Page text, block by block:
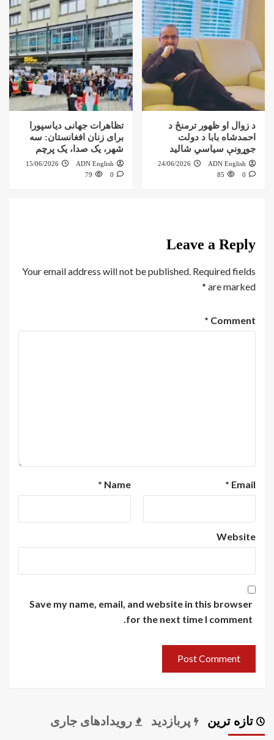
د زوال او ظهور ترمنځ د
احمدشاه بابا د دولت
جوړونې سیاسي شالید
ADN English
24/06/2026
0
85
تظاهرات جهانی دیاسپورا
برای زنان افغانستان: سه
شهر، یک صدا، یک پرچم
ADN English
15/06/2026
0
79
Leave a Reply
Your email address will not be published. Required fields
are marked
*
Comment
*
Name
* Email
*
Website
Save my name, email, and website in this browser
for the next time I comment.
تازه ترین پربازدید رویدادهای جاری